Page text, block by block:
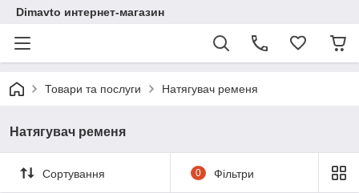
Dimavto интернет-магазин
Товари та послуги Натягувач ременя
Натягувач ременя
Сортування 0 Фільтри